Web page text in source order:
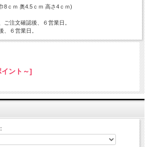
8ｃｍ 奥4.5ｃｍ 高さ4ｃｍ)
ご注文確認後、６営業日。
、６営業日。
ント～]